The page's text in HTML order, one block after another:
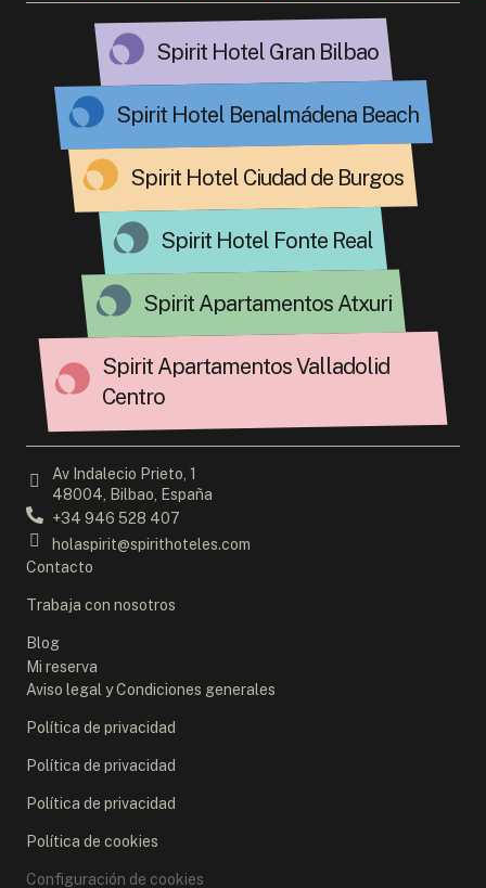
Spirit Hotel Gran Bilbao
Spirit Hotel Benalmádena Beach
Spirit Hotel Ciudad de Burgos
Spirit Hotel Fonte Real
Spirit Apartamentos Atxuri
Spirit Apartamentos Valladolid
Centro
Av Indalecio Prieto, 1
48004, Bilbao, España
+34 946 528 407
holaspirit@spirithoteles.com
Contacto
Trabaja con nosotros
Blog
Mi reserva
Aviso legal y Condiciones generales
Política de privacidad
Política de privacidad
Política de privacidad
Política de cookies
Configuración de cookies